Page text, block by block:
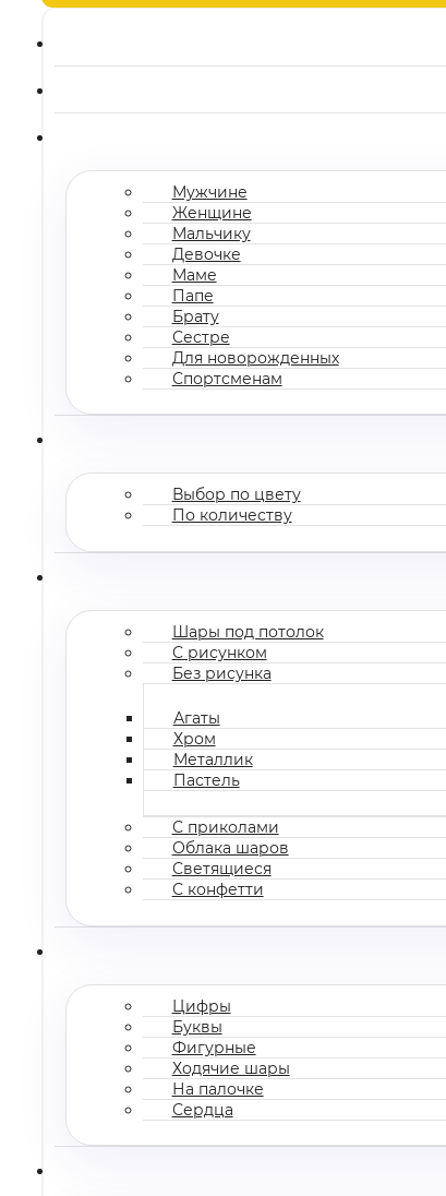
Мужчине
Женщине
Мальчику
Девочке
Маме
Папе
Брату
Сестре
Для новорожденных
Спортсменам
Выбор по цвету
По количеству
Шары под потолок
С рисунком
Без рисунка
Агаты
Хром
Металлик
Пастель
С приколами
Облака шаров
Светящиеся
С конфетти
Цифры
Буквы
Фигурные
Ходячие шары
На палочке
Сердца